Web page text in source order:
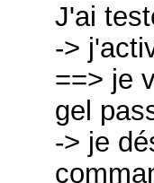
J'ai
->
==> je
gel
-> je